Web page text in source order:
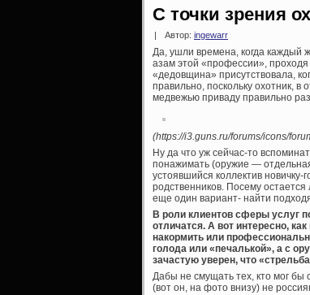
С точки зрения
Автор: ingewarr
Да, ушли времена, когда каждый
азам этой «профессии»,
«дедовщина» присутствовала,
правильно, поскольку охотник,
медвежью приваду правильно
(https://i3.guns.ru/forums/icons/
Ну да что уж сейчас-то
понажимать (оружие —
устоявшийся коллектив
родственников. Посему остается
еще один вариант- найти
В роли клиентов сферы услуг
отличатся. А вот интересно,
накормить или
голода или «печалькой», а с
зачастую уверен, что
Дабы не смущать тех, кто мог бы
(вот он, на фото внизу) не